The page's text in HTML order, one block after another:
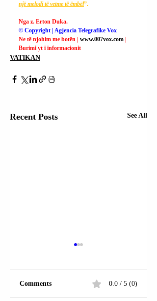
një melodi të vetme të ëmbël”.
Nga z. Erton Duka.
© Copyright | Agjencia Telegrafike Vox
Ne të njohim me botën | www.007vox.com |
Burimi yt i informacionit
VATIKAN
Recent Posts See All
Comments 0.0 / 5 (0)